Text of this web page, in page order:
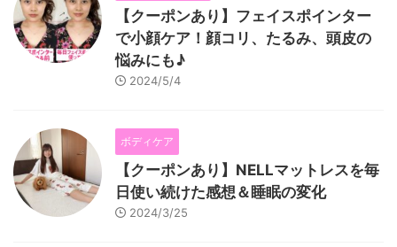
【クーポンあり】フェイスポインター
で小顔ケア！顔コリ、たるみ、頭皮の
悩みにも♪
2024/5/4
ボディケア
【クーポンあり】NELLマットレスを毎
日使い続けた感想＆睡眠の変化
2024/3/25